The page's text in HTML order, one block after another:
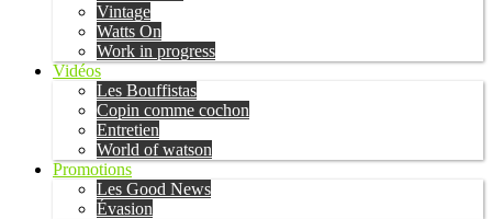
Vintage
Watts On
Work in progress
Vidéos
Les Bouffistas
Copin comme cochon
Entretien
World of watson
Promotions
Les Good News
Évasion